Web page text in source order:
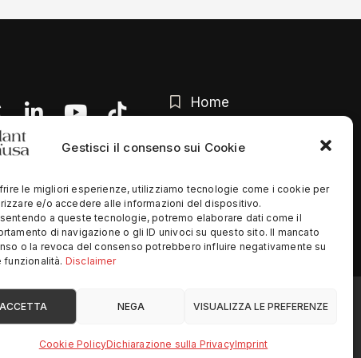
Gestisci il consenso sui Cookie
le migliori esperienze, utilizziamo tecnologie come i cookie per
e/o accedere alle informazioni del dispositivo.
a queste tecnologie, potremo elaborare dati come il
di navigazione o gli ID univoci su questo sito. Il mancato
o la revoca del consenso potrebbero influire negativamente su
funzionalità. Disclaimer
ACCETTA NEGA VISUALIZZA LE PREFERENZE
Cookie PolicyDichiarazione sulla PrivacyImprint
Home
Privacy Policy